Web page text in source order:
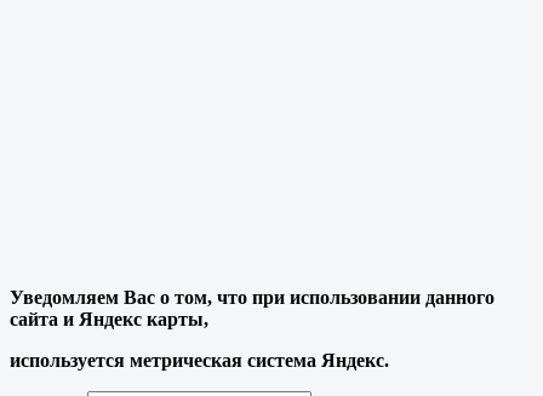
Уведомляем Вас о том, что при использовании данного
сайта и Яндекс карты,
используется метрическая система Яндекс.